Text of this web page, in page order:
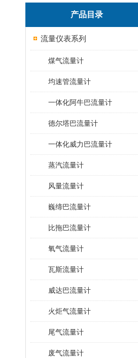
产品目录
流量仪表系列
煤气流量计
均速管流量计
一体化阿牛巴流量计
德尔塔巴流量计
一体化威力巴流量计
蒸汽流量计
风量流量计
巍缔巴流量计
比拖巴流量计
氧气流量计
瓦斯流量计
威达巴流量计
火炬气流量计
尾气流量计
废气流量计